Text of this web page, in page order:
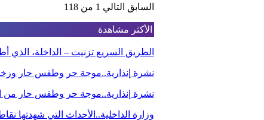
السابق التالي 1 من 118
الأكثر مشاهدة
الطريق السريع تزنيت – الداخلة،
نشرة إنذارية..موجة حر وطقس حار
نشرة إنذارية..موجة حر وطقس حار من
وزارة الداخلية..الأحداث التي شهدتها